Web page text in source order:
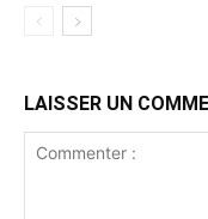
LAISSER UN